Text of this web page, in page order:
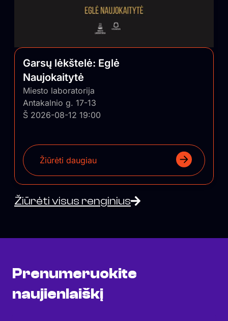
Garsų lėkštelė: Eglė
Naujokaitytė
Miesto laboratorija
Antakalnio g. 17-13
Š 2026-08-12 19:00
Žiūrėti daugiau
Žiūrėti visus renginius
Prenumeruokite
naujienlaiškį